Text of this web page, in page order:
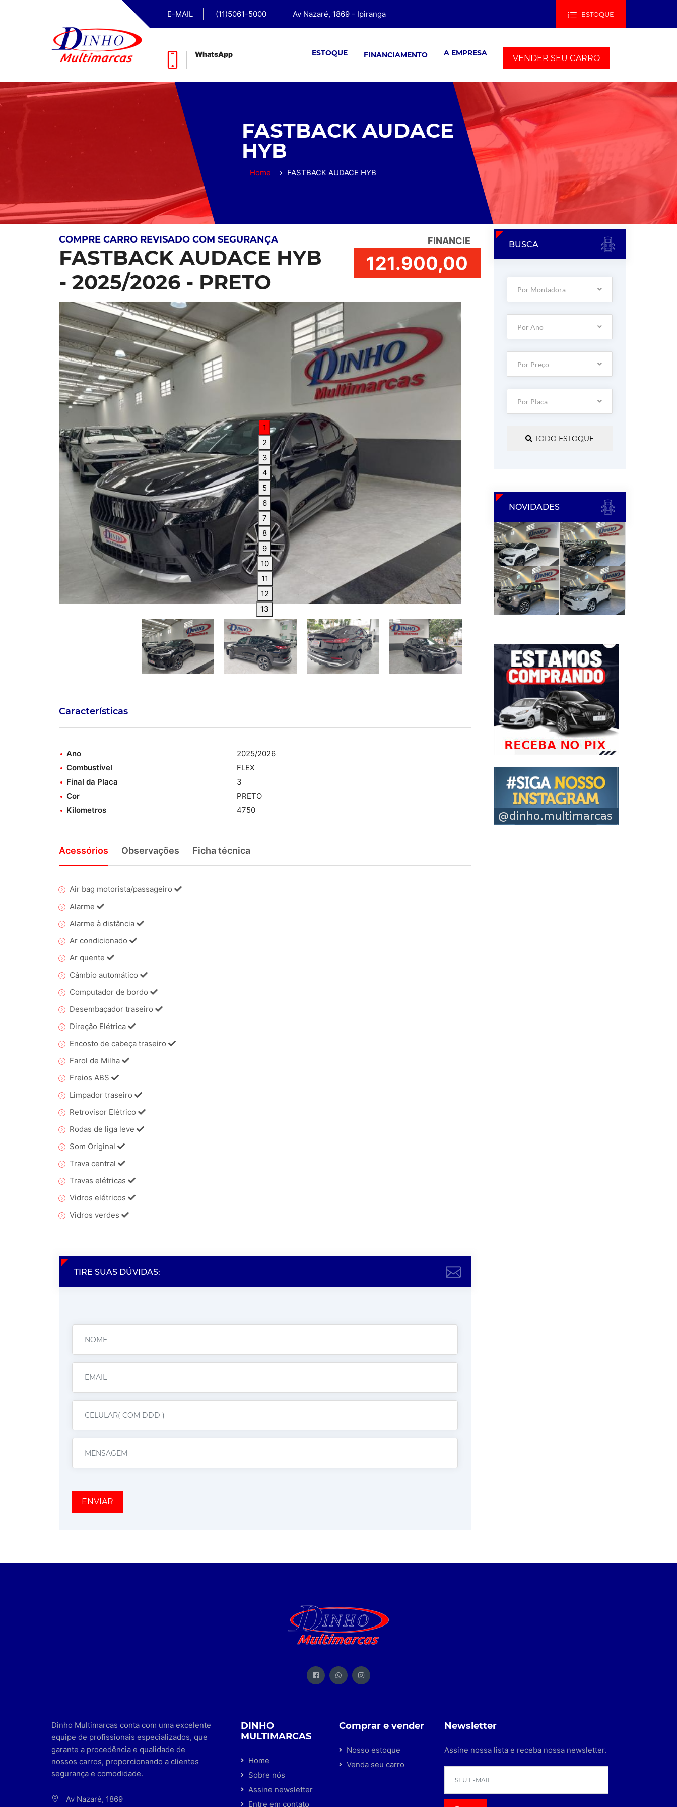
E-MAIL (11)5061-5000 Av Nazaré, 1869 - Ipiranga ESTOQUE
WhatsApp ESTOQUE FINANCIAMENTO A EMPRESA
VENDER SEU CARRO
FASTBACK AUDACE
HYB
Home FASTBACK AUDACE HYB
COMPRE CARRO REVISADO COM SEGURANÇA
FASTBACK AUDACE HYB
- 2025/2026 - PRETO
FINANCIE
121.900,00
1
2
3
4
5
6
7
8
9
10
11
12
13
Características
Ano
2025/2026
Combustível
FLEX
Final da Placa
3
Cor
PRETO
Kilometros
4750
Acessórios Observações Ficha técnica
Air bag motorista/passageiro
Alarme
Alarme à distância
Ar condicionado
Ar quente
Câmbio automático
Computador de bordo
Desembaçador traseiro
Direção Elétrica
Encosto de cabeça traseiro
Farol de Milha
Freios ABS
Limpador traseiro
Retrovisor Elétrico
Rodas de liga leve
Som Original
Trava central
Travas elétricas
Vidros elétricos
Vidros verdes
TIRE SUAS DÚVIDAS:
ENVIAR
BUSCA
Por Montadora
Por Ano
Por Preço
Por Placa
TODO ESTOQUE
NOVIDADES
Dinho Multimarcas conta com uma excelente
equipe de profissionais especializados, que
garante a procedência e qualidade de
nossos carros, proporcionando a clientes
segurança e comodidade.
Av Nazaré, 1869
DINHO
MULTIMARCAS
Home
Sobre nós
Assine newsletter
Entre em contato
Comprar e vender
Nosso estoque
Venda seu carro
Newsletter
Assine nossa lista e receba nossa newsletter.